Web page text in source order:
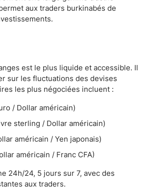
aux traders burkinabés de
est le plus liquide et accessible. Il
sur les fluctuations des devises
les plus négociées incluent :
/ Dollar américain)
sterling / Dollar américain)
américain / Yen japonais)
américain / Franc CFA)
24h/24, 5 jours sur 7, avec des
aux traders.